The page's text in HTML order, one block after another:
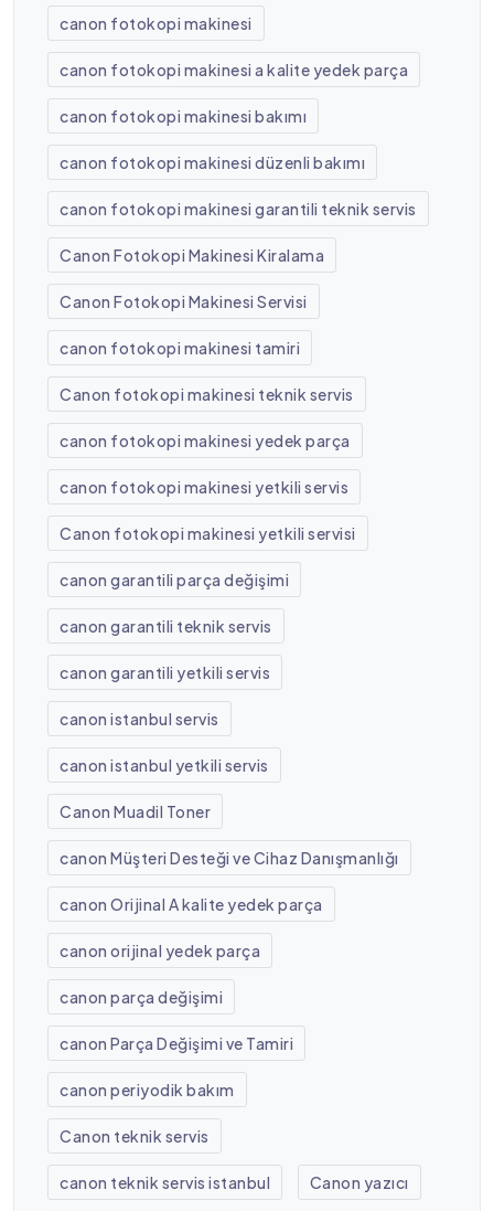
canon fotokopi makinesi
canon fotokopi makinesi a kalite yedek parça
canon fotokopi makinesi bakımı
canon fotokopi makinesi düzenli bakımı
canon fotokopi makinesi garantili teknik servis
Canon Fotokopi Makinesi Kiralama
Canon Fotokopi Makinesi Servisi
canon fotokopi makinesi tamiri
Canon fotokopi makinesi teknik servis
canon fotokopi makinesi yedek parça
canon fotokopi makinesi yetkili servis
Canon fotokopi makinesi yetkili servisi
canon garantili parça değişimi
canon garantili teknik servis
canon garantili yetkili servis
canon istanbul servis
canon istanbul yetkili servis
Canon Muadil Toner
canon Müşteri Desteği ve Cihaz Danışmanlığı
canon Orijinal A kalite yedek parça
canon orijinal yedek parça
canon parça değişimi
canon Parça Değişimi ve Tamiri
canon periyodik bakım
Canon teknik servis
canon teknik servis istanbul Canon yazıcı